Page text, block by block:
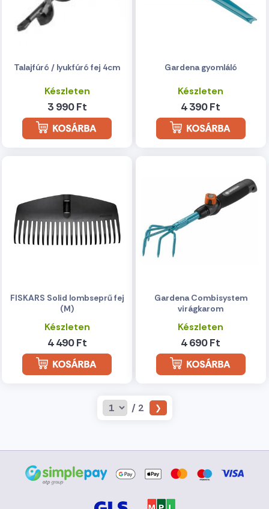
Talajfúró / lyukfúró fej 4cm
Készleten
3 990 Ft
Gardena gyomláló
Készleten
4 390 Ft
FISKARS Solid lombseprű fej
(M)
Készleten
4 490 Ft
Gardena Combisystem
virágkarom
Készleten
4 690 Ft
/ 2